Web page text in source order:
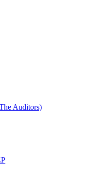
Auditors)